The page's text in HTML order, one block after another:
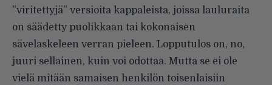
”viritettyjä” versioita kappaleista, joissa lauluraita
on säädetty puolikkaan tai kokonaisen
sävelaskeleen verran pieleen. Lopputulos on, no,
juuri sellainen, kuin voi odottaa. Mutta se ei ole
vielä mitään samaisen henkilön toisenlaisiin